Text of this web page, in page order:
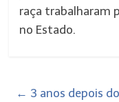
raça trabalharam
no Estado.
← 3 anos depois